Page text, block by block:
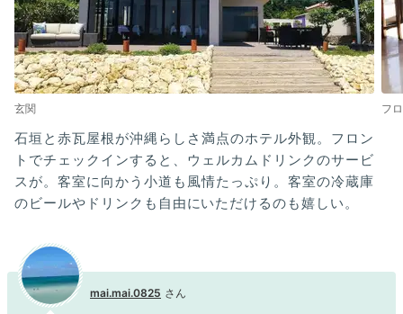
玄関 フ
石垣と赤瓦屋根が沖縄らしさ満点のホテル外観。フロン
トでチェックインすると、ウェルカムドリンクのサービ
スが。客室に向かう小道も風情たっぷり。客室の冷蔵庫
のビールやドリンクも自由にいただけるのも嬉しい。
mai.mai.0825